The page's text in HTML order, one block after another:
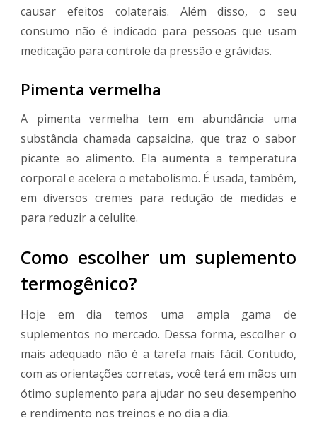
causar efeitos colaterais. Além disso, o seu
consumo não é indicado para pessoas que usam
medicação para controle da pressão e grávidas.
Pimenta vermelha
A pimenta vermelha tem em abundância uma
substância chamada capsaicina, que traz o sabor
picante ao alimento. Ela aumenta a temperatura
corporal e acelera o metabolismo. É usada, também,
em diversos cremes para redução de medidas e
para reduzir a celulite.
Como escolher um suplemento
termogênico?
Hoje em dia temos uma ampla gama de
suplementos no mercado. Dessa forma, escolher o
mais adequado não é a tarefa mais fácil. Contudo,
com as orientações corretas, você terá em mãos um
ótimo suplemento para ajudar no seu desempenho
e rendimento nos treinos e no dia a dia.